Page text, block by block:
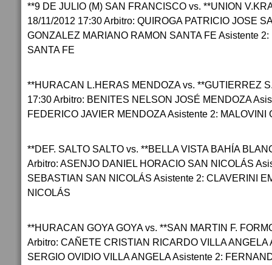
**9 DE JULIO (M) SAN FRANCISCO vs. **UNION
18/11/2012 17:30 Arbitro: QUIROGA PATRICIO JOSE
GONZALEZ MARIANO RAMON SANTA FE Asistente
SANTA FE
**HURACAN L.HERAS MENDOZA vs. **GUTIERREZ
17:30 Arbitro: BENITES NELSON JOSÉ MENDOZA
FEDERICO JAVIER MENDOZA Asistente 2: MALOVINI
**DEF. SALTO SALTO vs. **BELLA VISTA BAHÍA
Arbitro: ASENJO DANIEL HORACIO SAN NICOLÁS
SEBASTIAN SAN NICOLÁS Asistente 2: CLAVERINI
NICOLÁS
**HURACAN GOYA GOYA vs. **SAN MARTIN F.
Arbitro: CAÑETE CRISTIAN RICARDO VILLA ANGELA
SERGIO OVIDIO VILLA ANGELA Asistente 2: